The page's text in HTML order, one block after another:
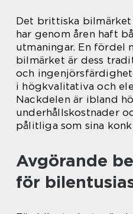
Det brittiska
har genom åren haft
utmaningar. En fördel
bilmärket är dess
och
i högkvalitativa och
Nackdelen är ibland
underhållskostnader
pålitliga som sina
Avgörande
för